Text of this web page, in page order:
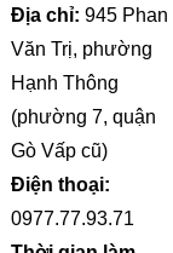
Địa chỉ: 945 Phan
Văn Trị, phường
Hạnh Thông
(phường 7, quận
Gò Vấp cũ)
Điện thoại:
0977.77.93.71